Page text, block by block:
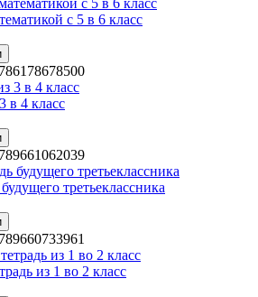
с 5 в 6 класс
в 4 класс
третьеклассника
из 1 во 2 класс